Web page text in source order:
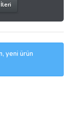
İleri
yeni ürün